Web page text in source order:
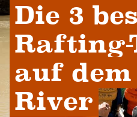
Die 3
Rafting-
auf
River